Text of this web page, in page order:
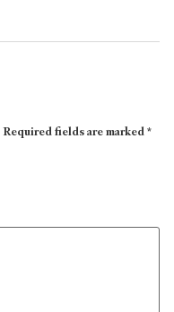
Required fields are marked*